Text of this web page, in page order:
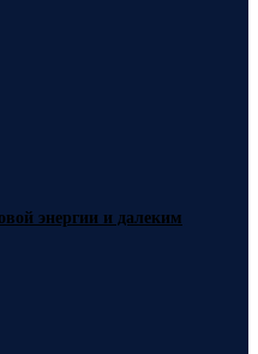
энергии и далеким